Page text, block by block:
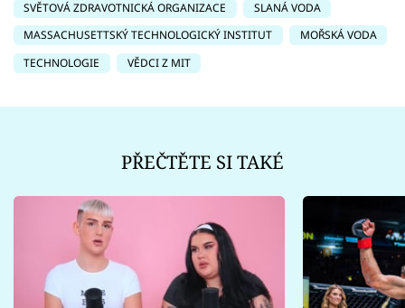
SVĚTOVÁ ZDRAVOTNICKÁ ORGANIZACE
SLANÁ VODA
MASSACHUSETTSKÝ TECHNOLOGICKÝ INSTITUT
MOŘSKÁ VODA
TECHNOLOGIE
VĚDCI Z MIT
PŘEČTĚTE SI TAKÉ